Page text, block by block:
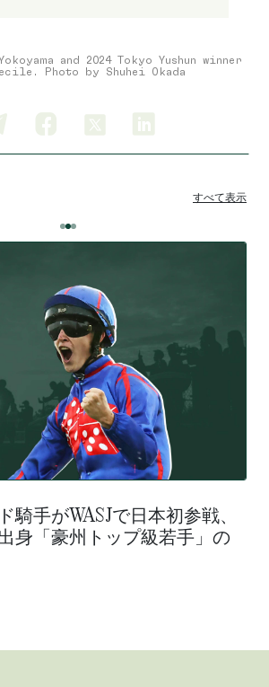
and 2024 Tokyo Yushun winner
Photo by Shuhei Okada
すべて表示
騎手がWASJで日本初参戦、
身「豪州トップ級若手」の